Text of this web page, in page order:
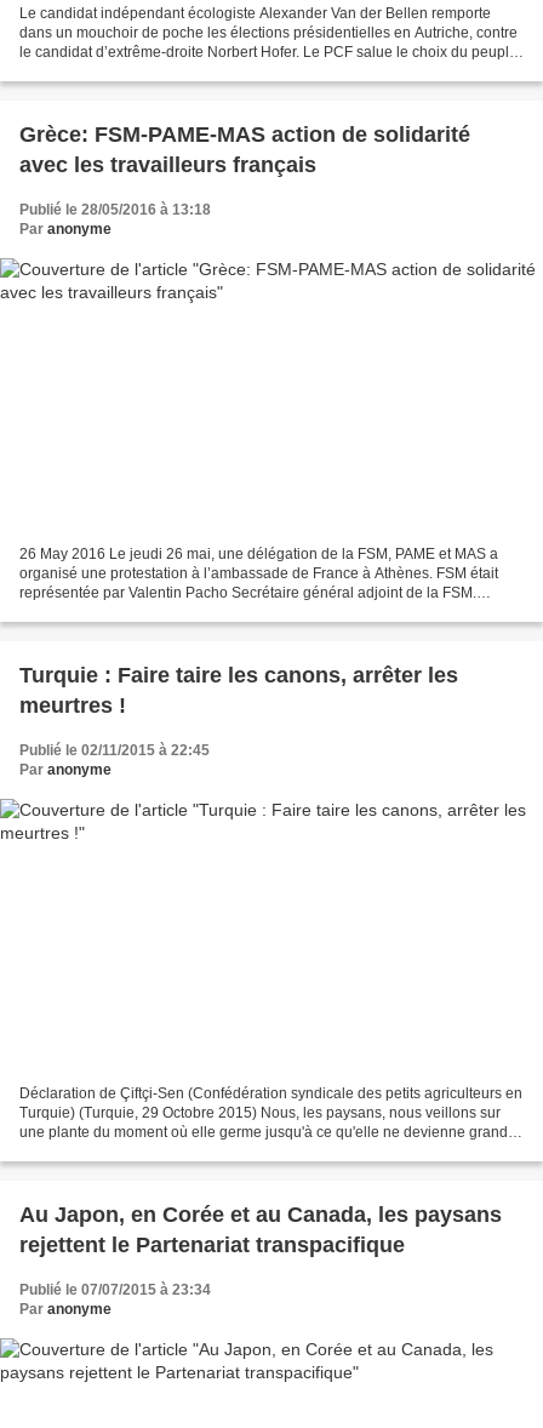
Le candidat indépendant écologiste Alexander Van der Bellen remporte
dans un mouchoir de poche les élections présidentielles en Autriche, contre
le candidat d’extrême-droite Norbert Hofer. Le PCF salue le choix du peuple
Grèce: FSM-PAME-MAS action de solidarité
avec les travailleurs français
Publié le 28/05/2016 à 13:18
Par anonyme
26 May 2016 Le jeudi 26 mai, une délégation de la FSM, PAME et MAS a
organisé une protestation à l’ambassade de France à Athènes. FSM était
représentée par Valentin Pacho Secrétaire général adjoint de la FSM.
Turquie : Faire taire les canons, arrêter les
meurtres !
Publié le 02/11/2015 à 22:45
Par anonyme
Déclaration de Çiftçi-Sen (Confédération syndicale des petits agriculteurs en
Turquie) (Turquie, 29 Octobre 2015) Nous, les paysans, nous veillons sur
une plante du moment où elle germe jusqu'à ce qu'elle ne devienne grande ;
Au Japon, en Corée et au Canada, les paysans
rejettent le Partenariat transpacifique
Publié le 07/07/2015 à 23:34
Par anonyme